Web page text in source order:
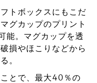
トボックスにもこだ
グカップのプリント
能。マグカップを透
損やほこりなどから
。
とで、最大40％の